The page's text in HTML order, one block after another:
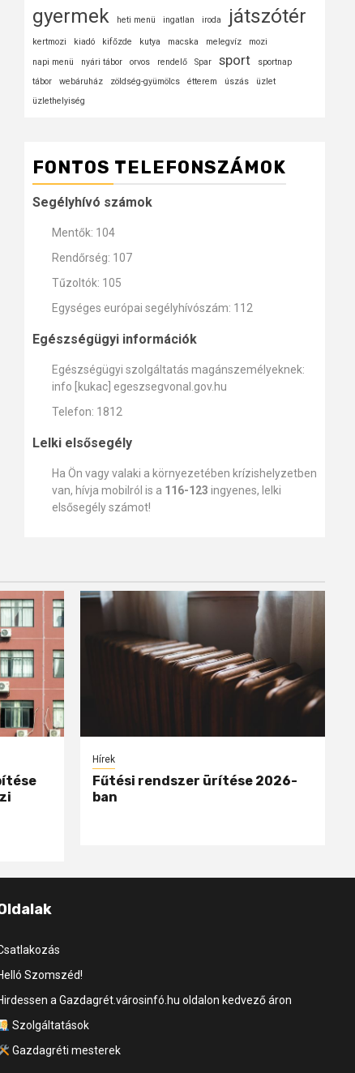
gyermek heti menü ingatlan iroda játszótér
kertmozi kiadó kifőzde kutya macska melegvíz
mozi
napi menü
nyári tábor orvos rendelő Spar sport
sportnap
tábor
webáruház zöldség-gyümölcs étterem úszás
üzlet
üzlethelyiség
FONTOS TELEFONSZÁMOK
Segélyhívó számok
Mentők: 104
Rendőrség: 107
Tűzoltók: 105
Egységes európai segélyhívószám: 112
Egészségügyi információk
Egészségügyi szolgáltatás magánszemélyeknek:
info [kukac] egeszsegvonal.gov.hu
Telefon: 1812
Lelki elsősegély
Ha Ön vagy valaki a környezetében krízishelyzetben
van, hívja mobilról is a 116-123 ingyenes, lelki
elsősegély számot!
Hírek
Fűtési rendszer ürítése 2026-
ban
Szomszéd!
a Gazdagrét.városinfó.hu oldalon kedvező áron
Szolgáltatások
Gazdagréti mesterek